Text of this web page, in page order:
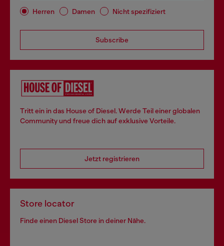
Herren Damen Nicht spezifiziert
Subscribe
Tritt ein in das House of Diesel. Werde Teil einer globalen
Community und freue dich auf exklusive Vorteile.
Jetzt registrieren
Store locator
Finde einen Diesel Store in deiner Nähe.